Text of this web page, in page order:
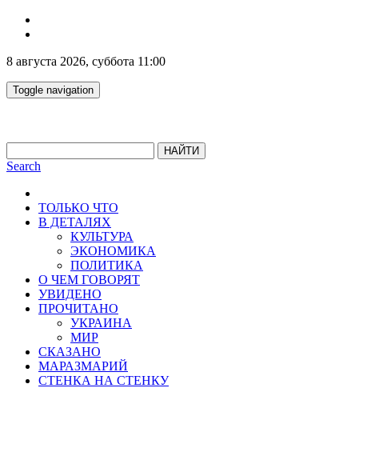
8 августа 2026, суббота 11:00
Toggle navigation
НАЙТИ
Search
ТОЛЬКО ЧТО
В ДЕТАЛЯХ
КУЛЬТУРА
ЭКОНОМИКА
ПОЛИТИКА
О ЧЕМ ГОВОРЯТ
УВИДЕНО
ПРОЧИТАНО
УКРАИНА
МИР
СКАЗАНО
МАРАЗМАРИЙ
СТЕНКА НА СТЕНКУ